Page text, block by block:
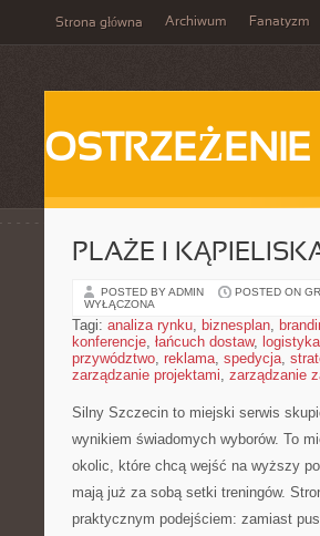
Strona główna Archiwum Fanatyzm
OSTRZEŻENIE
PLAŻE I
POSTED BY ADMIN POSTED ON
WYŁĄCZONA
Tagi: analiza rynku, biznesplan,
konferencje, łańcuch dostaw, logistyka
przywództwo, reklama, spedycja,
zarządzanie projektami, zarządzanie
Silny Szczecin to miejski serwis
wynikiem świadomych wyborów. To
okolic, które chcą wejść na wyższy
mają już za sobą setki treningów.
praktycznym podejściem: zamiast